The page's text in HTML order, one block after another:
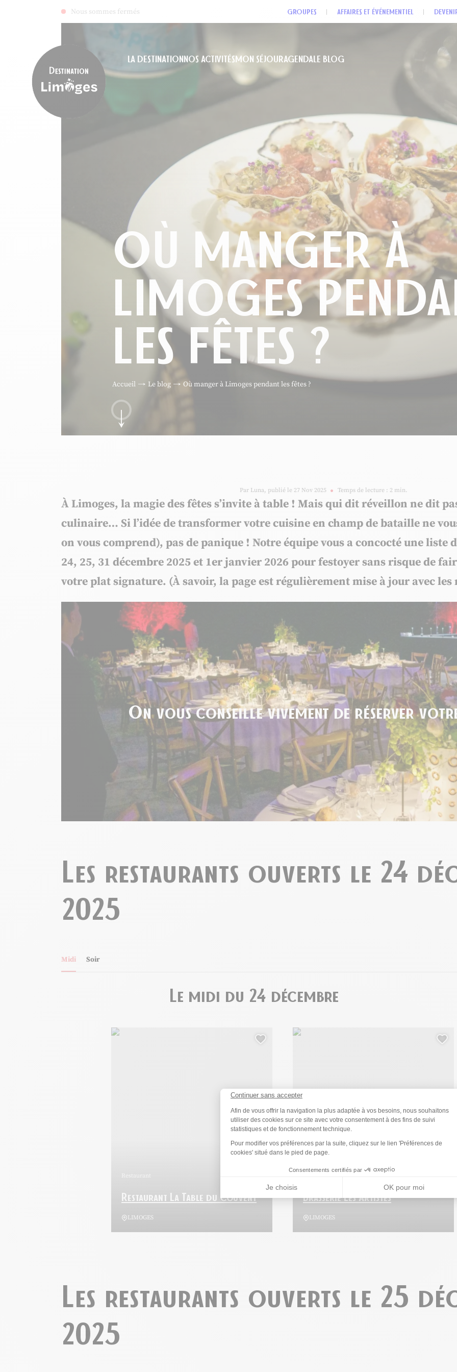
Continuer sans accepter
Plateforme de Gestion du
Afin de vous offrir la navigation la plus adaptée à vos besoins, nous souhaitons
utiliser des cookies sur ce site avec votre consentement à des fins de suivi
statistiques et de fonctionnement technique.
Pour modifier vos préférences par la suite, cliquez sur le lien 'Préférences de
cookies' situé dans le pied de page.
Consentements certifiés par
Je choisis OK pour moi
Axeptio consent
Nous sommes fermés GROUPES AFFAIRES ET ÉVÉNEMENTIEL
Aller au contenu
OÙ MANGER À
LIMOGES
LES FÊTES ?
Accueil Le blog Où manger à Limoges pendant les fêtes ?
LA DESTINATIONNOS ACTIVITÉSMON SÉJOURAGENDALE BLOG
24 décembre 25 décembre 31 décembre 1er janvier
Par Luna, publié le 27 Nov 2025 Temps de lecture : 2 min.
À Limoges, la magie des fêtes s’invite à table ! Mais qui dit réveillon ne dit
culinaire… Si l’idée de transformer votre cuisine en champ de bataille ne
on vous comprend), pas de panique ! Notre équipe vous a concocté une liste
24, 25, 31 décembre 2025 et 1er janvier 2026 pour festoyer sans risque de
votre plat signature. (À savoir, la page est régulièrement mise à jour avec les
On vous conseille vivement de réserver
Les restaurants ouverts le 24
2025
Midi Soir
Le midi du 24 décembre
Restaurant La Table du Couvent
Restaurant
LIMOGES
Restaurant La Table du Couvent, © Relais Château
Ajouter cette page au carnet de voyage ?
Brasserie Les Artistes
LIMOGES
Brasserie Les Artistes, © Les Artistes
Le Versailles Depuis 1932, © Le Versailles
Ajouter cette page au carnet de voyage ?
Restaurant La Table du Couvent, © Relais Château
Les restaurants ouverts le 25
2025